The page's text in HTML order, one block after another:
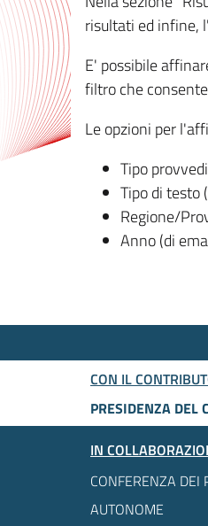
risultati ed infine,
E' possibile
filtro che
Le opzioni per
Tipo
Tipo di testo
Regione/
Anno (di
CON IL
PRESIDENZA DEL
IN
CONFERENZA DEI
AUTONOME